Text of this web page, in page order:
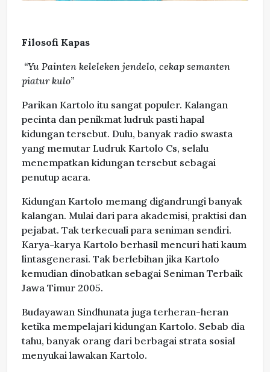
Filosofi Kapas
“Yu Painten keleleken jendelo, cekap semanten
piatur kulo”
Parikan Kartolo itu sangat populer. Kalangan
pecinta dan penikmat ludruk pasti hapal
kidungan tersebut. Dulu, banyak radio swasta
yang memutar Ludruk Kartolo Cs, selalu
menempatkan kidungan tersebut sebagai
penutup acara.
Kidungan Kartolo memang digandrungi banyak
kalangan. Mulai dari para akademisi, praktisi dan
pejabat. Tak terkecuali para seniman sendiri.
Karya-karya Kartolo berhasil mencuri hati kaum
lintasgenerasi. Tak berlebihan jika Kartolo
kemudian dinobatkan sebagai Seniman Terbaik
Jawa Timur 2005.
Budayawan Sindhunata juga terheran-heran
ketika mempelajari kidungan Kartolo. Sebab dia
tahu, banyak orang dari berbagai strata sosial
menyukai lawakan Kartolo.